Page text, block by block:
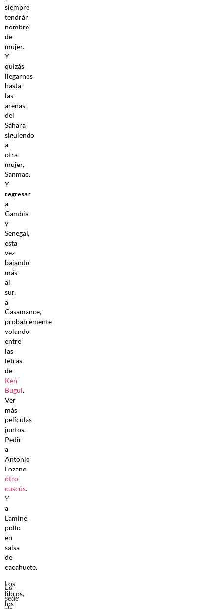
siempre
tendrán
nombre
de
mujer.
Y
quizás
llegarnos
hasta
las
arenas
del
Sáhara
siguiendo
a
otra
mujer,
Sanmao.
Y
regresar
a
Gambia
y
Senegal,
esta
vez
bajando
más
al
sur,
a
Casamance,
probablemente
volando
entre
las
letras
de
Ken
Bugul.
Ver
más
películas
juntos.
Pedir
a
Antonio
Lozano
otro
cuscús.
Y
a
Lamine,
pollo
en
salsa
de
cacahuete.
La
sede
Los
libros,
los